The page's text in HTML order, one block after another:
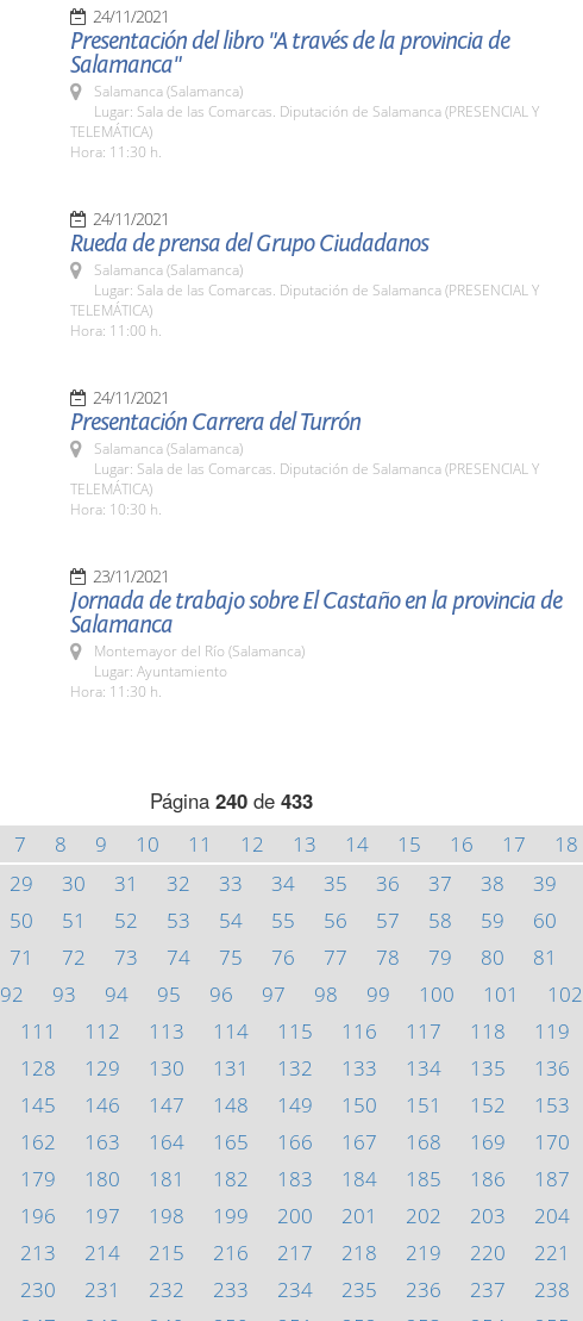
24/11/2021
Presentación del libro "A través de la provincia de
Salamanca"
Salamanca (Salamanca)
Lugar: Sala de las Comarcas. Diputación de Salamanca (PRESENCIAL Y
TELEMÁTICA)
Hora: 11:30 h.
24/11/2021
Rueda de prensa del Grupo Ciudadanos
Salamanca (Salamanca)
Lugar: Sala de las Comarcas. Diputación de Salamanca (PRESENCIAL Y
TELEMÁTICA)
Hora: 11:00 h.
24/11/2021
Presentación Carrera del Turrón
Salamanca (Salamanca)
Lugar: Sala de las Comarcas. Diputación de Salamanca (PRESENCIAL Y
TELEMÁTICA)
Hora: 10:30 h.
23/11/2021
Jornada de trabajo sobre El Castaño en la provincia de
Salamanca
Montemayor del Río (Salamanca)
Lugar: Ayuntamiento
Hora: 11:30 h.
Página 240de 433
7 8 9 10 11 12 13 14 15 16 17 18
29 30 31 32 33 34 35 36 37 38 39
50 51 52 53 54 55 56 57 58 59 60
71 72 73 74 75 76 77 78 79 80 81
92 93 94 95 96 97 98 99 100 101 102
111 112 113 114 115 116 117 118 119
128 129 130 131 132 133 134 135 136
145 146 147 148 149 150 151 152 153
162 163 164 165 166 167 168 169 170
179 180 181 182 183 184 185 186 187
196 197 198 199 200 201 202 203 204
213 214 215 216 217 218 219 220 221
230 231 232 233 234 235 236 237 238